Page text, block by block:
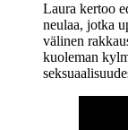
Laura kertoo
neulaa, jotka
välinen
kuoleman